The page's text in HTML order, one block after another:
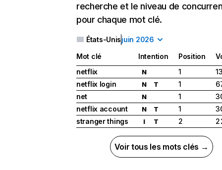
recherche et le niveau de
pour chaque mot clé.
États-Unisjuin 2026
Mot clé Intention Position
netflix
N 1
netflix login
N T 1
net
N 1
netflix account
N T 1
stranger things
I T 2 2
Voir tous les mots clés →